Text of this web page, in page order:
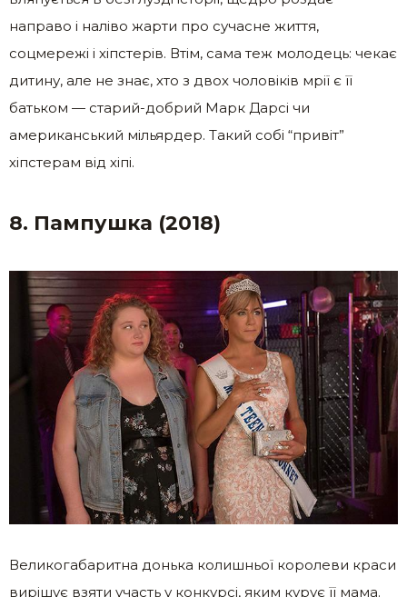
направо і наліво жарти про сучасне життя,
соцмережі і хіпстерів. Втім, сама теж молодець: чекає
дитину, але не знає, хто з двох чоловіків мрії є її
батьком — старий-добрий Марк Дарсі чи
американський мільярдер. Такий собі “привіт”
хіпстерам від хіпі.
8. Пампушка (2018)
Великогабаритна донька колишньої королеви краси
вирішує взяти участь у конкурсі, яким курує її мама.